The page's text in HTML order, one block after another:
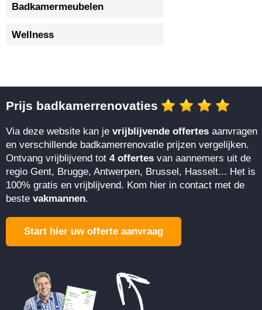
Badkamermeubelen
Wellness
Prijs badkamerrenovaties
Via deze website kan je vrijblijvende offertes aanvragen
en verschillende badkamerrenovatie prijzen vergelijken.
Ontvang vrijblijvend tot 4 offertes van aannemers uit de
regio Gent, Brugge, Antwerpen, Brussel, Hasselt... Het is
100% gratis en vrijblijvend. Kom hier in contact met de
beste vakmannen.
Start hier uw offerte aanvraag